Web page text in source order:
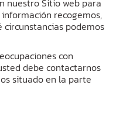
nuestro Sitio web para
recogemos,
podemos
con
debe contactarnos
situado en la parte